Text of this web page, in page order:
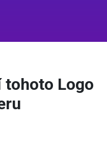
tohoto Logo